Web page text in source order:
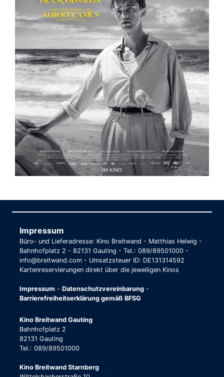
Impressum
Büro- und Lieferadresse: Kino Breitwand - Matthias Helwig -
Bahnhofplatz 2 - 82131 Gauting - Tel.: 089/89501000 -
info@breitwand.com - Umsatzsteuer ID: DE131314592
Kartenreservierungen direkt über die jeweiligen Kinos
Impressum - Datenschutzvereinbarung -
Barrierefreiheitserklärung gemäß BFSG
Kino Breitwand Gauting
Bahnhofplatz 2
82131 Gauting
Tel.: 089/89501000
Kino Breitwand Starnberg